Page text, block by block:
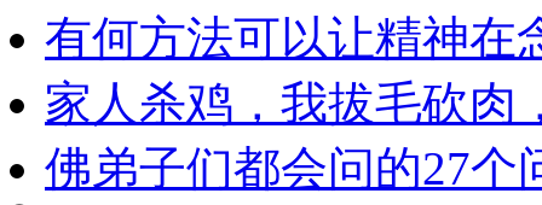
有何方法可以让精神在
家人杀鸡，我拔毛砍肉
佛弟子们都会问的27个